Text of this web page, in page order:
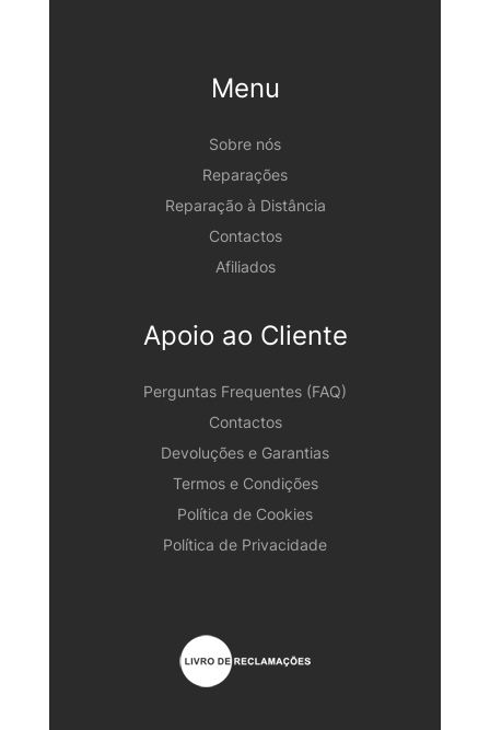
Menu
Sobre nós
Reparações
Reparação à Distância
Contactos
Afiliados
Apoio ao Cliente
Perguntas Frequentes (FAQ)
Contactos
Devoluções e Garantias
Termos e Condições
Política de Cookies
Política de Privacidade